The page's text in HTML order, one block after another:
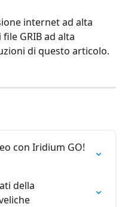
internet ad alta
GRIB ad alta
di questo articolo.
con Iridium GO!
della